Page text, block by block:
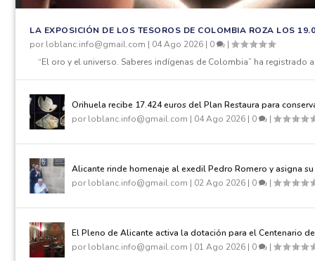
LA EXPOSICIÓN DE LOS TESOROS DE COLOMBIA ROZA LOS
por loblanc.info@gmail.com | 04 Ago 2026 | 0
|
“El oro y el universo. Saberes indígenas de Colombia” ha registrado
Orihuela recibe 17.424 euros del Plan Restaura para
porloblanc.info@gmail.com | 04 Ago 2026 | 0 |
Alicante rinde homenaje al exedil Pedro Romero y asigna
porloblanc.info@gmail.com | 02 Ago 2026 | 0 |
El Pleno de Alicante activa la dotación para el Centenario
porloblanc.info@gmail.com | 01 Ago 2026 | 0 |